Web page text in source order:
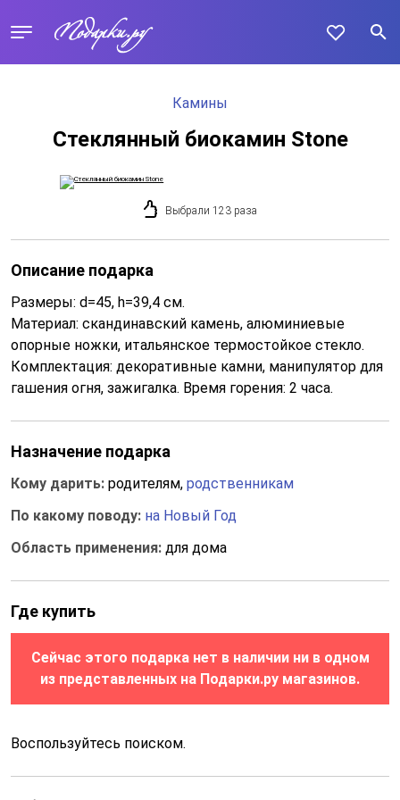
Камины
Стеклянный биокамин Stone
Выбрали 123 раза
Описание подарка
Размеры: d=45, h=39,4 см.
Материал: скандинавский камень, алюминиевые
опорные ножки, итальянское термостойкое стекло.
Комплектация: декоративные камни, манипулятор для
гашения огня, зажигалка. Время горения: 2 часа.
Назначение подарка
Кому дарить: родителям, родственникам
По какому поводу: на Новый Год
Область применения: для дома
Где купить
Сейчас этого подарка нет в наличии ни в одном
из представленных на Подарки.ру магазинов.
Воспользуйтесь поиском.